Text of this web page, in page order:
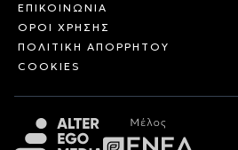
ΕΠΙΚΟΙΝΩΝΙΑ
ΟΡΟΙ ΧΡΗΣΗΣ
ΠΟΛΙΤΙΚΗ ΑΠΟΡΡΗΤΟΥ
COOKIES